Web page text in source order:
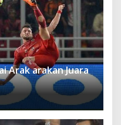
Arak arakan Juara